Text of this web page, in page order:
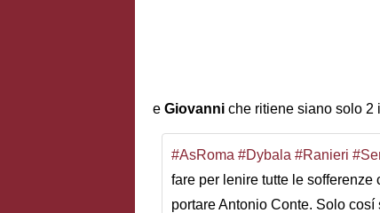
e Giovanni che ritiene siano solo 2
#AsRoma #Dybala #Ranieri
fare per lenire tutte le
portare Antonio Conte. Solo